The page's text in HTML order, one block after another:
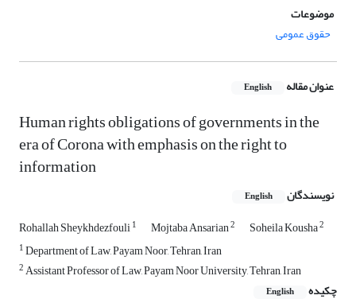
موضوعات
حقوق عمومی
عنوان مقاله English
Human rights obligations of governments in the
era of Corona with emphasis on the right to
information
نویسندگان English
Rohallah Sheykhdezfouli1 Mojtaba Ansarian2 Soheila Kousha2
1Department of Law, Payam Noor, Tehran, Iran
2Assistant Professor of Law, Payam Noor University, Tehran, Iran
چکیده
English